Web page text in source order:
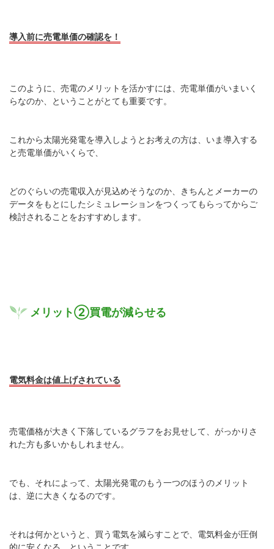
導入前に売電単価の確認を！
このように、売電のメリットを活かすには、売電単価がいまいく
らなのか、ということがとても重要です。
これから太陽光発電を導入しようとお考えの方は、いま導入する
と売電単価がいくらで、
どのぐらいの売電収入が見込めそうなのか、きちんとメーカーの
データをもとにしたシミュレーションをつくってもらってからご
検討されることをおすすめします。
メリット②買電が減らせる
電気料金は値上げされている
売電価格が大きく下落しているグラフをお見せして、がっかりさ
れた方も多いかもしれません。
でも、それによって、太陽光発電のもう一つのほうのメリット
は、逆に大きくなるのです。
それは何かというと、買う電気を減らすことで、電気料金が圧倒
的に安くなる、ということです。